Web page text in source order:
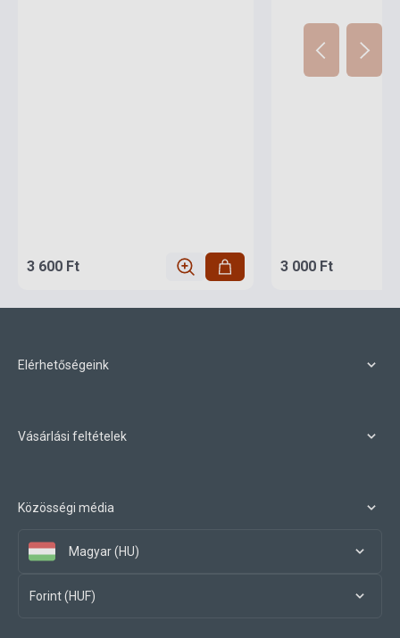
3 600 Ft 3 000 Ft
Elérhetőségeink
Vásárlási feltételek
Közösségi média
Magyar (HU)
Forint (HUF)